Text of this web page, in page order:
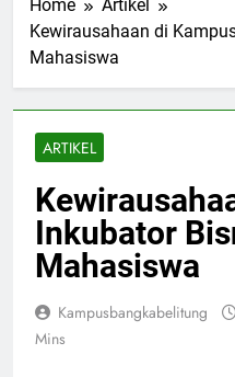
Home
Artikel
Kewirausahaan di
Mahasiswa
ARTIKEL
Inkubator
Mahasiswa
Kampusbangkabelitung
Mins